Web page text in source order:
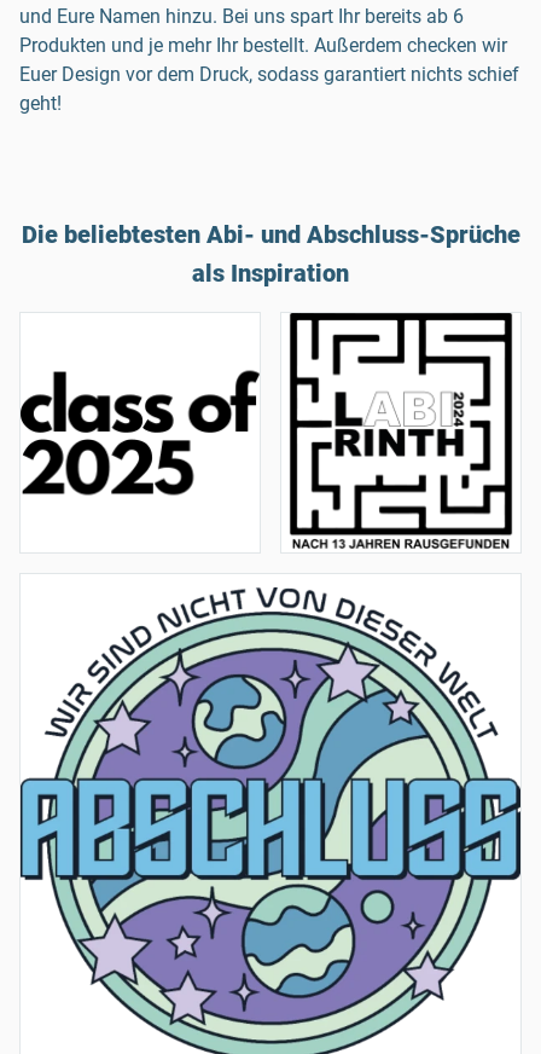
und Eure Namen hinzu. Bei uns spart Ihr bereits ab 6
Produkten und je mehr Ihr bestellt. Außerdem checken wir
Euer Design vor dem Druck, sodass garantiert nichts schief
geht!
Die beliebtesten Abi- und Abschluss-Sprüche
als Inspiration